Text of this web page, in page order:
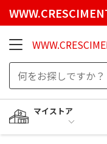
マイストア